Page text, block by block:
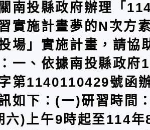
南投縣政府辦理「
實施計畫夢的N次方
場」實施計畫，請協
一、依據南投縣政府
第1140110429號函
如下：(一)研習時間
六)上午9時起至114